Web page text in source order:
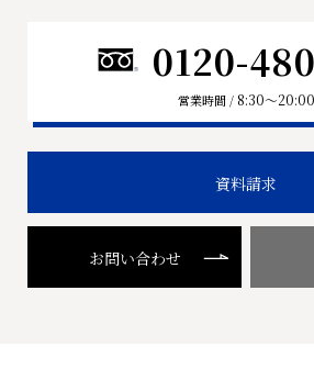
0120-
営業時間 / 8:30〜20:00
資料請求
お問い合わせ